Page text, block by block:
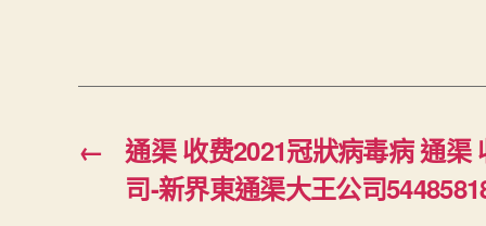
←
通渠 收费2021冠狀病毒病 通渠
司-新界東通渠大王公司